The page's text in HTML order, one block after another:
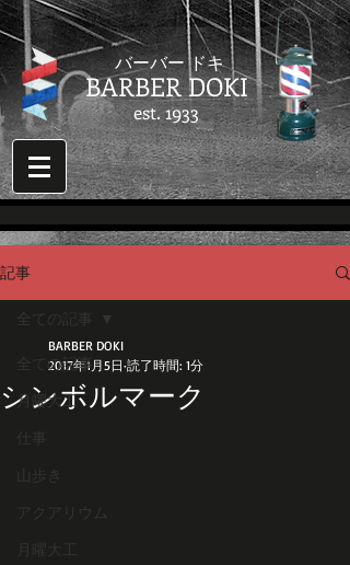
BARBER DOKI
est. 1933
​バーバー ドキ
記事
全ての記事
月曜大工
仕事
山歩き
アクアリウム
月曜大工
全ての記事
シンボルマーク
BARBER DOKI
2017年1月5日 読了時間: 1分